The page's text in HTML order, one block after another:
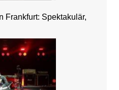
Frankfurt: Spektakulär,